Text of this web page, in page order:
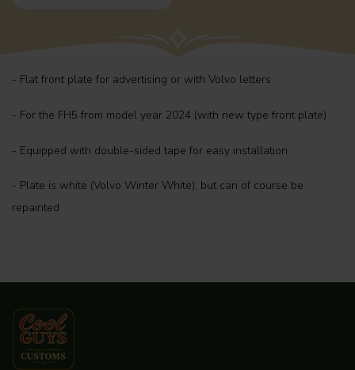
- Flat front plate for advertising or with Volvo letters
- For the FH5 from model year 2024 (with new type front plate)
- Equipped with double-sided tape for easy installation
- Plate is white (Volvo Winter White), but can of course be
repainted